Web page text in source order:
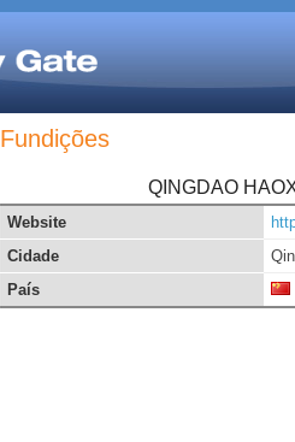
Fundições
QINGDAO
Website
Cidade
País